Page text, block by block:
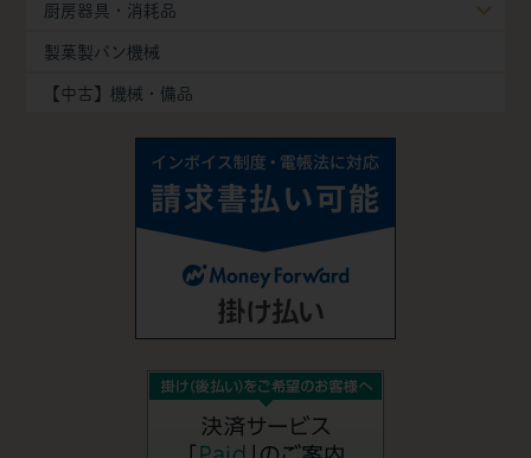
厨房器具・消耗品
製菓製パン機械
【中古】機械・備品